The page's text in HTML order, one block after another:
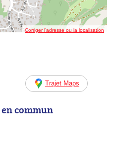
Corriger l’adresse ou la localisation
Trajet Maps
commun